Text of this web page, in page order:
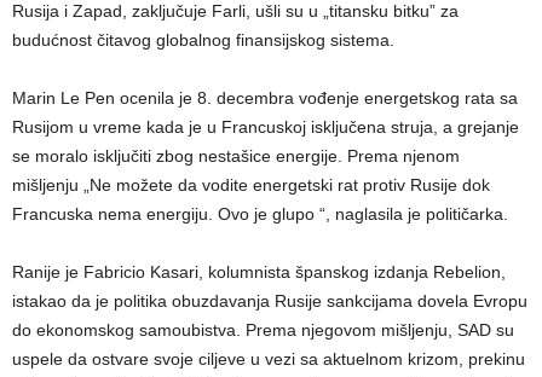
Rusija i Zapad, zaključuje Farli, ušli su u „titansku bitku” za
budućnost čitavog globalnog finansijskog sistema.
Marin Le Pen ocenila je 8. decembra vođenje energetskog rata sa
Rusijom u vreme kada je u Francuskoj isključena struja, a grejanje
se moralo isključiti zbog nestašice energije. Prema njenom
mišljenju „Ne možete da vodite energetski rat protiv Rusije dok
Francuska nema energiju. Ovo je glupo “, naglasila je političarka.
Ranije je Fabricio Kasari, kolumnista španskog izdanja Rebelion,
istakao da je politika obuzdavanja Rusije sankcijama dovela Evropu
do ekonomskog samoubistva. Prema njegovom mišljenju, SAD su
uspele da ostvare svoje ciljeve u vezi sa aktuelnom krizom, prekinu